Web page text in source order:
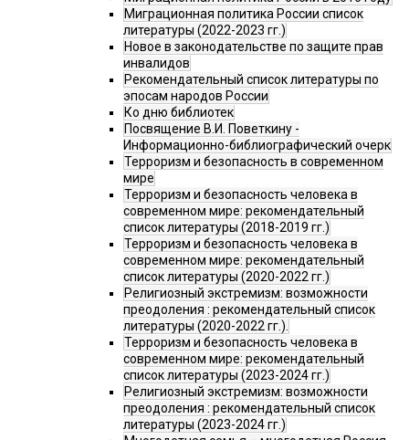
Миграционная политика России список
литературы (2022-2023 гг.)
Новое в законодательстве по защите прав
инвалидов
Рекомендательный список литературы по
эпосам народов России
Ко дню библиотек
Посвящение В.И. Поветкину -
Информационно-библиографический очерк
Терроризм и безопасность в современном
мире
Терроризм и безопасность человека в
современном мире: рекомендательный
список литературы (2018-2019 гг.)
Терроризм и безопасность человека в
современном мире: рекомендательный
список литературы (2020-2022 гг.)
Религиозный экстремизм: возможности
преодоления : рекомендательный список
литературы (2020-2022 гг.).
Терроризм и безопасность человека в
современном мире: рекомендательный
список литературы (2023-2024 гг.)
Религиозный экстремизм: возможности
преодоления : рекомендательный список
литературы (2023-2024 гг.)